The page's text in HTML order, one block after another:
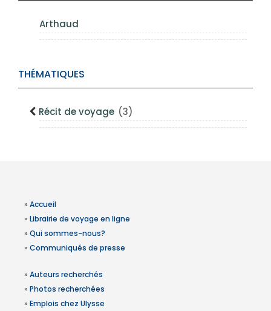
Arthaud
THÉMATIQUES
Récit de voyage (3)
» Accueil
» Librairie de voyage en ligne
» Qui sommes-nous?
» Communiqués de presse
» Auteurs recherchés
» Photos recherchées
» Emplois chez Ulysse